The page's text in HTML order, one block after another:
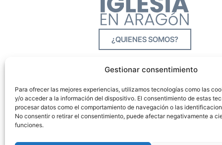
Gestionar consentimiento
Para ofrecer las mejores experiencias, utilizamos tecnologías como las
y/o acceder a la información del dispositivo. El consentimiento de estas
procesar datos como el comportamiento de navegación o las
No consentir o retirar el consentimiento, puede afectar negativamente a
funciones.
¿QUIENES SOMOS?